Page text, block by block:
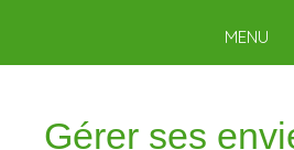
MENU
Gérer ses